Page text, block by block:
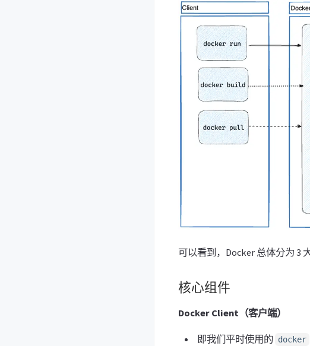
可以看到，Docker 总体分为 3
核心组件
Docker Client（客户端）
即我们平时使用的 docker